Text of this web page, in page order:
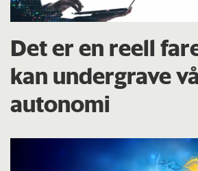
Det er en reell
kan undergrave
autonomi